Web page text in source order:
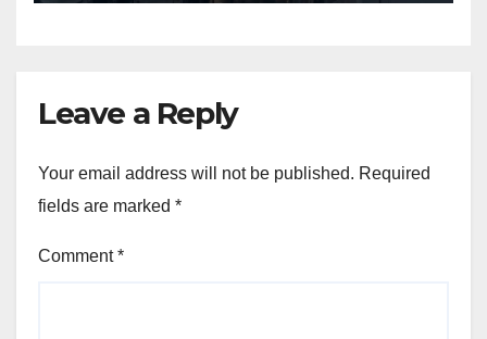
Leave a Reply
Your email address will not be published. Required
fields are marked *
Comment*